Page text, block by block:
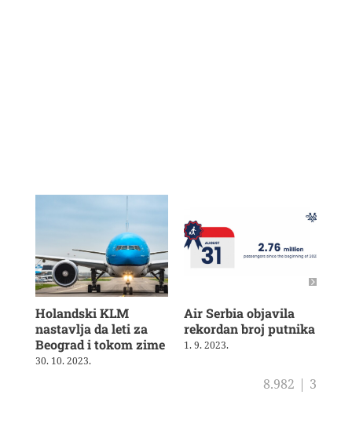
Holandski KLM
nastavlja da leti za
Beograd i tokom zime
30. 10. 2023.
Air Serbia objavila
rekordan broj putnika
1. 9. 2023.
8.982 | 3